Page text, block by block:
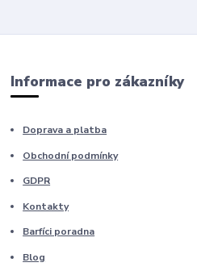
Informace pro zákazníky
Doprava a platba
Obchodní podmínky
GDPR
Kontakty
Barfíci poradna
Blog